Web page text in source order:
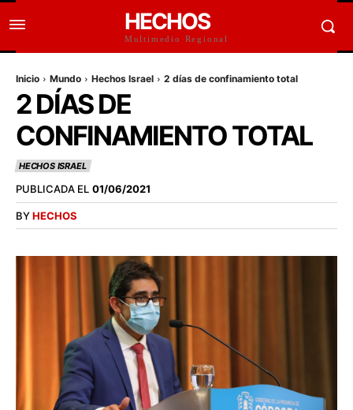
HECHOS
Multimedio Regional
Inicio Mundo Hechos Israel 2 días de confinamiento total
2 DÍAS DE
CONFINAMIENTO TOTAL
HECHOS ISRAEL
PUBLICADA EL 01/06/2021
BYHECHOS